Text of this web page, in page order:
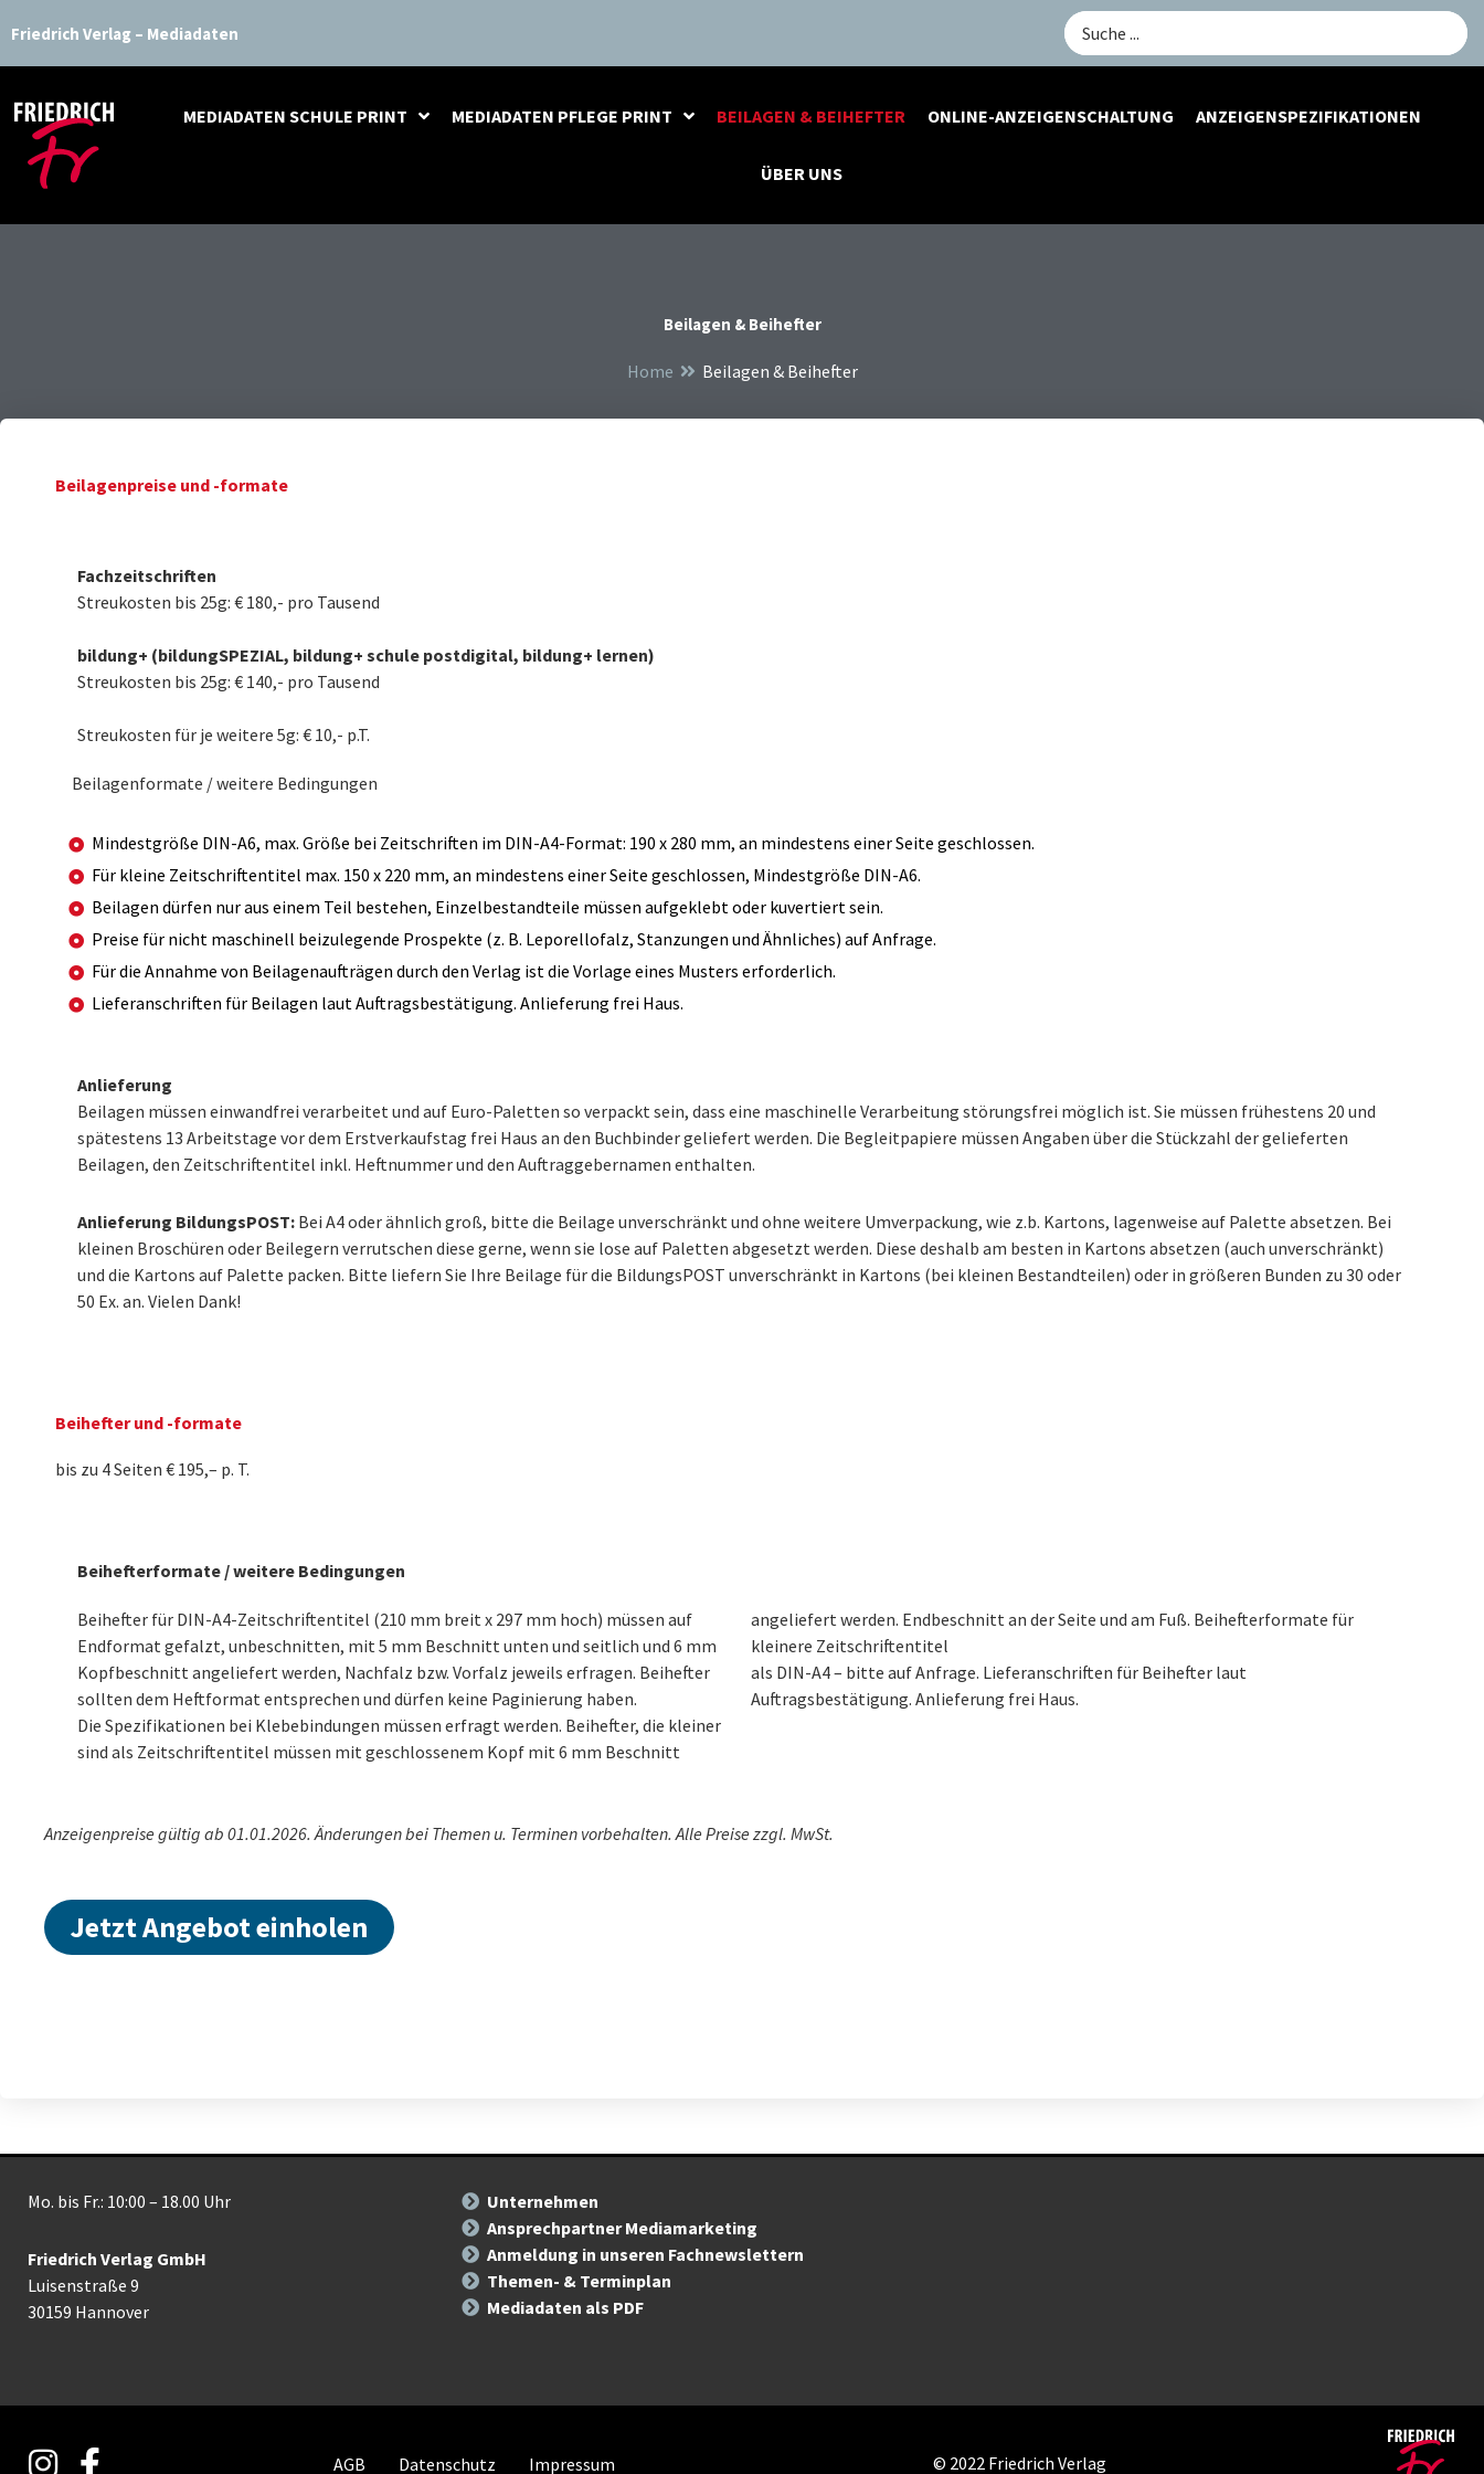
Inhalt
springen
Friedrich Verlag – Mediadaten
Search
...
MEDIADATEN SCHULE PRINT MEDIADATEN PFLEGE PRINT BEILAGEN & BEIHEFTER ONLINE-ANZEIGENSCHALTUNG ANZEIGENSPEZIFIKATIONEN
ÜBER UNS
Beilagen & Beihefter
Home Beilagen & Beihefter
Beilagenpreise und -formate
Fachzeitschriften
Streukosten bis 25g: € 180,- pro Tausend
bildung+ (bildungSPEZIAL, bildung+ schule postdigital, bildung+ lernen)
Streukosten bis 25g: € 140,- pro Tausend
Streukosten für je weitere 5g: € 10,- p.T.
Beilagenformate / weitere Bedingungen
Mindestgröße DIN-A6, max. Größe bei Zeitschriften im DIN-A4-Format: 190 x 280 mm, an mindestens einer Seite geschlossen.
Für kleine Zeitschriftentitel max. 150 x 220 mm, an mindestens einer Seite geschlossen, Mindestgröße DIN-A6.
Beilagen dürfen nur aus einem Teil bestehen, Einzelbestandteile müssen aufgeklebt oder kuvertiert sein.
Preise für nicht maschinell beizulegende Prospekte (z. B. Leporellofalz, Stanzungen und Ähnliches) auf Anfrage.
Für die Annahme von Beilagenaufträgen durch den Verlag ist die Vorlage eines Musters erforderlich.
Lieferanschriften für Beilagen laut Auftragsbestätigung. Anlieferung frei Haus.
Anlieferung
Beilagen müssen einwandfrei verarbeitet und auf Euro-Paletten so verpackt sein, dass eine maschinelle Verarbeitung störungsfrei möglich ist. Sie müssen frühestens 20 und
spätestens 13 Arbeitstage vor dem Erstverkaufstag frei Haus an den Buchbinder geliefert werden. Die Begleitpapiere müssen Angaben über die Stückzahl der gelieferten
Beilagen, den Zeitschriftentitel inkl. Heftnummer und den Auftraggebernamen enthalten.
Anlieferung BildungsPOST: Bei A4 oder ähnlich groß, bitte die Beilage unverschränkt und ohne weitere Umverpackung, wie z.b. Kartons, lagenweise auf Palette absetzen. Bei
kleinen Broschüren oder Beilegern verrutschen diese gerne, wenn sie lose auf Paletten abgesetzt werden. Diese deshalb am besten in Kartons absetzen (auch unverschränkt)
und die Kartons auf Palette packen. Bitte liefern Sie Ihre Beilage für die BildungsPOST unverschränkt in Kartons (bei kleinen Bestandteilen) oder in größeren Bunden zu 30 oder
50 Ex. an. Vielen Dank!
Beihefter und -formate
bis zu 4 Seiten € 195,– p. T.
Beihefterformate / weitere Bedingungen
Beihefter für DIN-A4-Zeitschriftentitel (210 mm breit x 297 mm hoch) müssen auf
Endformat gefalzt, unbeschnitten, mit 5 mm Beschnitt unten und seitlich und 6 mm
Kopfbeschnitt angeliefert werden, Nachfalz bzw. Vorfalz jeweils erfragen. Beihefter
sollten dem Heftformat entsprechen und dürfen keine Paginierung haben.
Die Spezifikationen bei Klebebindungen müssen erfragt werden. Beihefter, die kleiner
sind als Zeitschriftentitel müssen mit geschlossenem Kopf mit 6 mm Beschnitt
angeliefert werden. Endbeschnitt an der Seite und am Fuß. Beihefterformate für
kleinere Zeitschriftentitel
als DIN-A4 – bitte auf Anfrage. Lieferanschriften für Beihefter laut
Auftragsbestätigung. Anlieferung frei Haus.
Anzeigenpreise gültig ab 01.01.2026. Änderungen bei Themen u. Terminen vorbehalten. Alle Preise zzgl. MwSt.
Jetzt Angebot einholen
Mo. bis Fr.: 10:00 – 18.00 Uhr
Friedrich Verlag GmbH
Luisenstraße 9
30159 Hannover
Unternehmen
Ansprechpartner Mediamarketing
Anmeldung in unseren Fachnewslettern
Themen- & Terminplan
Mediadaten als PDF
AGB Datenschutz Impressum © 2022 Friedrich Verlag